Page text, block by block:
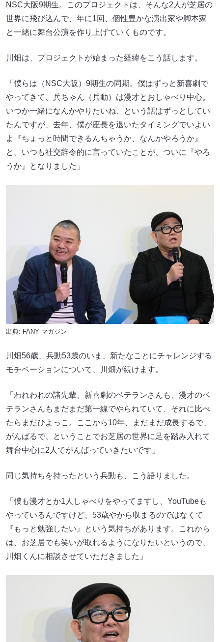
NSC大阪9期生。このプロジェクトは、そんな2人が芝居の
世界に飛び込んで、年に1回、個性豊かな演出家や脚本家
と一緒に舞台公演を作り上げていくものです。
川畑は、プロジェクトが始まった経緯をこう話します。
「僕らは（NSC大阪）9期生の同期。僕はずっと新喜劇で
やってきて、兵ちゃん（兵動）は漫才とおしゃべり中心。
いつか一緒になんかやりたいね、という話はずっとしてい
たんですが、去年、僕が座長を退いたタイミングでいよい
よ『ちょっと時間できるんちゃうか、なんかやろうか』
と。いつも社交辞令的に言っていたことが、ついに『やろ
うか』となりました」
出典: FANY マガジン
川畑56歳、兵動53歳のいま、新たなことにチャレンジする
モチベーションについて、川畑が続けます。
「われわれの諸先輩、新喜劇のベテランさんも、漫才のベ
テランさんもまだまだ第一線でやられていて、それに比べ
たらまだひよっこ。ここから10年、まだまだ成長するで、
がんばるで、ということでお芝居の世界に足を踏み入れて
舞台中心に2人でがんばっていきたいです」
同じ気持ちを持ったという兵動も、こう語りました。
「僕も漫才とか1人しゃべりをやってますし、YouTubeも
やっているんですけど、53歳やから収まるのではなくて
『もっと勉強したい』という気持ちがあります。これから
は、お芝居でも笑いが取れるようになりたいというので、
川畑くんに相談させていただきました」